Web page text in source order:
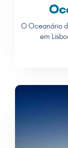
O Oceanário
em